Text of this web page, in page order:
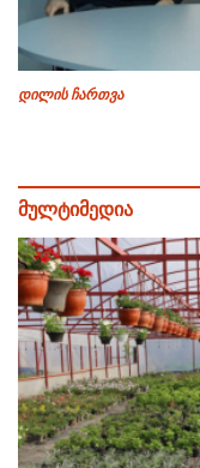
დილის ჩართვა
მულტიმედია